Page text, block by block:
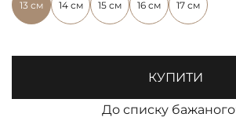
13 см 14 см 15 см 16 см 17 см
КУПИТИ
До списку бажаного